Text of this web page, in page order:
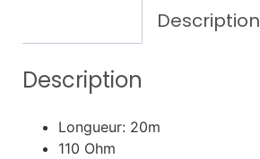
Description
Description
Longueur: 20m
110 Ohm